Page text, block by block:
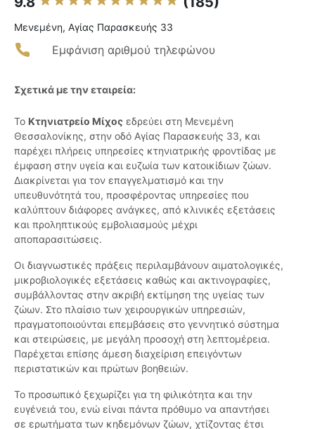
Μενεμένη, Αγίας Παρασκευής 33
Εμφάνιση αριθμού τηλεφώνου
Σχετικά με την εταιρεία:
Το Κτηνιατρείο Μίχος εδρεύει στη Μενεμένη
Θεσσαλονίκης, στην οδό Αγίας Παρασκευής 33, και
παρέχει πλήρεις υπηρεσίες κτηνιατρικής φροντίδας με
έμφαση στην υγεία και ευζωία των κατοικίδιων ζώων.
Διακρίνεται για τον επαγγελματισμό και την
υπευθυνότητά του, προσφέροντας υπηρεσίες που
καλύπτουν διάφορες ανάγκες, από κλινικές εξετάσεις
και προληπτικούς εμβολιασμούς μέχρι
αποπαρασιτώσεις.
Οι διαγνωστικές πράξεις περιλαμβάνουν αιματολογικές,
μικροβιολογικές εξετάσεις καθώς και ακτινογραφίες,
συμβάλλοντας στην ακριβή εκτίμηση της υγείας των
ζώων. Στο πλαίσιο των χειρουργικών υπηρεσιών,
πραγματοποιούνται επεμβάσεις στο γεννητικό σύστημα
και στειρώσεις, με μεγάλη προσοχή στη λεπτομέρεια.
Παρέχεται επίσης άμεση διαχείριση επειγόντων
περιστατικών και πρώτων βοηθειών.
Το προσωπικό ξεχωρίζει για τη φιλικότητα και την
ευγένειά του, ενώ είναι πάντα πρόθυμο να απαντήσει
σε ερωτήματα των κηδεμόνων ζώων, χτίζοντας έτσι